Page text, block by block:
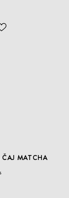
ODOBER
MATCHA